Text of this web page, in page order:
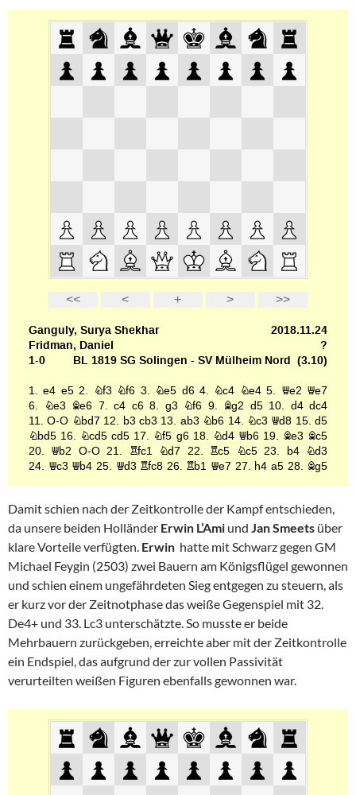
Damit schien nach der Zeitkontrolle der Kampf entschieden,
da unsere beiden Holländer Erwin L’Ami und Jan Smeets über
klare Vorteile verfügten. Erwin hatte mit Schwarz gegen GM
Michael Feygin (2503) zwei Bauern am Königsflügel gewonnen
und schien einem ungefährdeten Sieg entgegen zu steuern, als
er kurz vor der Zeitnotphase das weiße Gegenspiel mit 32.
De4+ und 33. Lc3 unterschätzte. So musste er beide
Mehrbauern zurückgeben, erreichte aber mit der Zeitkontrolle
ein Endspiel, das aufgrund der zur vollen Passivität
verurteilten weißen Figuren ebenfalls gewonnen war.